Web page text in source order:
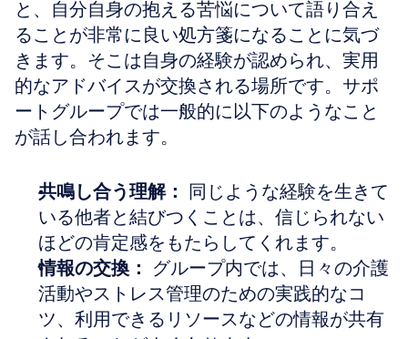
と、自分自身の抱える苦悩について語り合え
ることが非常に良い処方箋になることに気づ
きます。そこは自身の経験が認められ、実用
的なアドバイスが交換される場所です。サポ
ートグループでは一般的に以下のようなこと
が話し合われます。
共鳴し合う理解： 同じような経験を生きて
いる他者と結びつくことは、信じられない
ほどの肯定感をもたらしてくれます。
情報の交換： グループ内では、日々の介護
活動やストレス管理のための実践的なコ
ツ、利用できるリソースなどの情報が共有